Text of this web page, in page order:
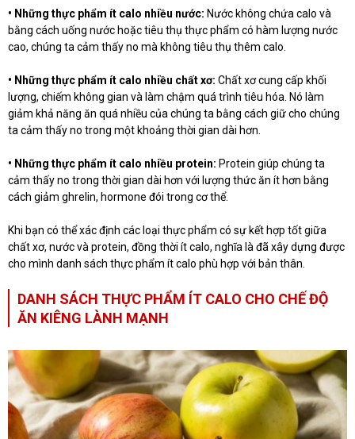
• Những thực phẩm ít calo nhiều nước: Nước không chứa calo và
bằng cách uống nước hoặc tiêu thụ thực phẩm có hàm lượng nước
cao, chúng ta cảm thấy no mà không tiêu thụ thêm calo.
• Những thực phẩm ít calo nhiều chất xơ: Chất xơ cung cấp khối
lượng, chiếm không gian và làm chậm quá trình tiêu hóa. Nó làm
giảm khả năng ăn quá nhiều của chúng ta bằng cách giữ cho chúng
ta cảm thấy no trong một khoảng thời gian dài hơn.
• Những thực phẩm ít calo nhiều protein: Protein giúp chúng ta
cảm thấy no trong thời gian dài hơn với lượng thức ăn ít hơn bằng
cách giảm ghrelin, hormone đói trong cơ thể.
Khi bạn có thể xác định các loại thực phẩm có sự kết hợp tốt giữa
chất xơ, nước và protein, đồng thời ít calo, nghĩa là đã xây dựng được
cho mình danh sách thực phẩm ít calo phù hợp với bản thân.
DANH SÁCH THỰC PHẨM ÍT CALO CHO CHẾ ĐỘ
ĂN KIÊNG LÀNH MẠNH